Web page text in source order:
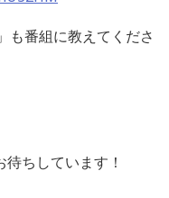
番組に教えてくださ
ちしています！